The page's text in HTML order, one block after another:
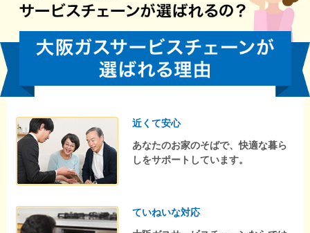
近くて安心
あなたのお家のそばで、快適な暮ら
しをサポートしています。
ていねいな対応